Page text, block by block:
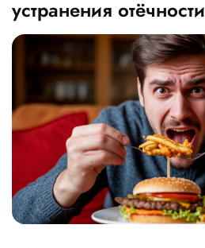
устранения отёчности